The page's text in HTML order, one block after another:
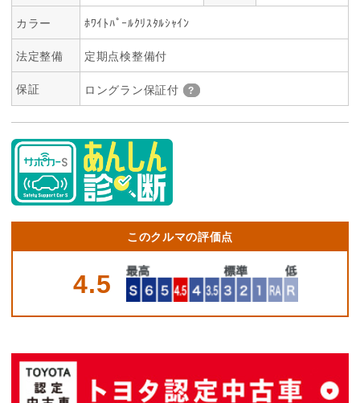
カラー ﾎﾜｲﾄﾊﾟｰﾙｸﾘｽﾀﾙｼｬｲﾝ
法定整備 定期点検整備付
保証 ロングラン保証付
このクルマの評価点
4.5